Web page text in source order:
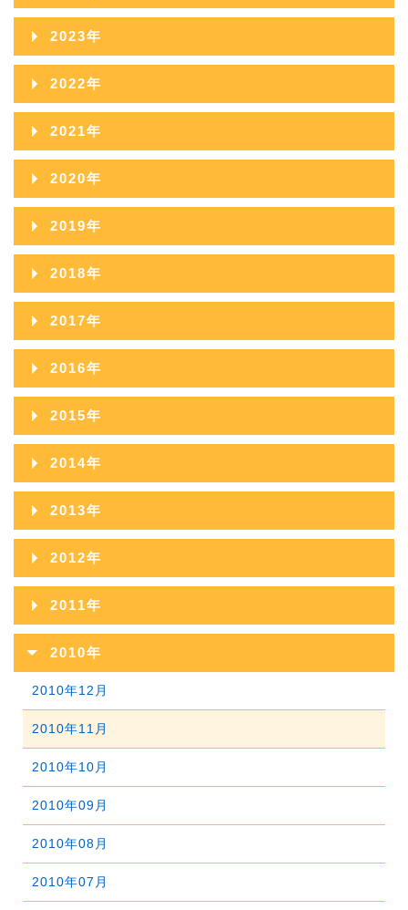
2026年06月
2026年05月
2026年04月
2026年03月
2026年02月
2026年01月
2025年11月
2025年10月
2025年09月
2025年08月
2025年07月
2025年06月
2025年05月
2025年03月
2025年02月
2025年01月
2024年12月
2024年11月
2024年10月
2024年09月
2024年08月
2024年07月
2024年06月
2024年05月
2024年03月
2024年02月
2024年01月
2023年
2023年12月
2023年11月
2023年10月
2023年09月
2023年08月
2023年07月
2023年06月
2023年05月
2023年03月
2023年02月
2023年01月
2022年
2022年12月
2022年11月
2022年10月
2022年09月
2022年08月
2022年07月
2022年06月
2022年05月
2022年03月
2022年02月
2022年01月
2021年
2021年12月
2021年11月
2021年10月
2021年09月
2021年08月
2021年07月
2021年06月
2021年05月
2021年03月
2021年02月
2021年01月
2020年
2020年12月
2020年11月
2020年10月
2020年09月
2020年08月
2020年07月
2020年06月
2020年05月
2020年03月
2020年02月
2020年01月
2019年
2019年12月
2019年11月
2019年10月
2019年09月
2019年08月
2019年07月
2019年06月
2019年05月
2019年03月
2019年02月
2019年01月
2018年
2018年12月
2018年11月
2018年10月
2018年09月
2018年08月
2018年07月
2018年06月
2018年05月
2018年03月
2018年02月
2018年01月
2017年
2017年12月
2017年11月
2017年10月
2017年09月
2017年08月
2017年07月
2017年06月
2017年05月
2016年
2016年12月
2016年11月
2016年10月
2016年09月
2016年08月
2016年07月
2016年06月
2016年05月
2016年04月
2016年03月
2016年02月
2016年01月
2015年
2015年12月
2015年11月
2015年10月
2015年09月
2015年08月
2015年07月
2015年06月
2015年05月
2015年04月
2015年03月
2015年02月
2015年01月
2014年
2014年12月
2014年11月
2014年10月
2014年09月
2014年08月
2014年07月
2014年06月
2014年05月
2014年04月
2014年03月
2014年02月
2013年
2013年12月
2013年11月
2013年10月
2013年09月
2013年08月
2013年07月
2013年06月
2013年05月
2013年04月
2013年03月
2012年
2012年12月
2012年11月
2012年10月
2012年09月
2012年08月
2012年07月
2012年06月
2012年05月
2012年04月
2011年
2011年12月
2010年
2010年12月
2010年11月
2010年10月
2010年09月
2010年08月
2010年07月